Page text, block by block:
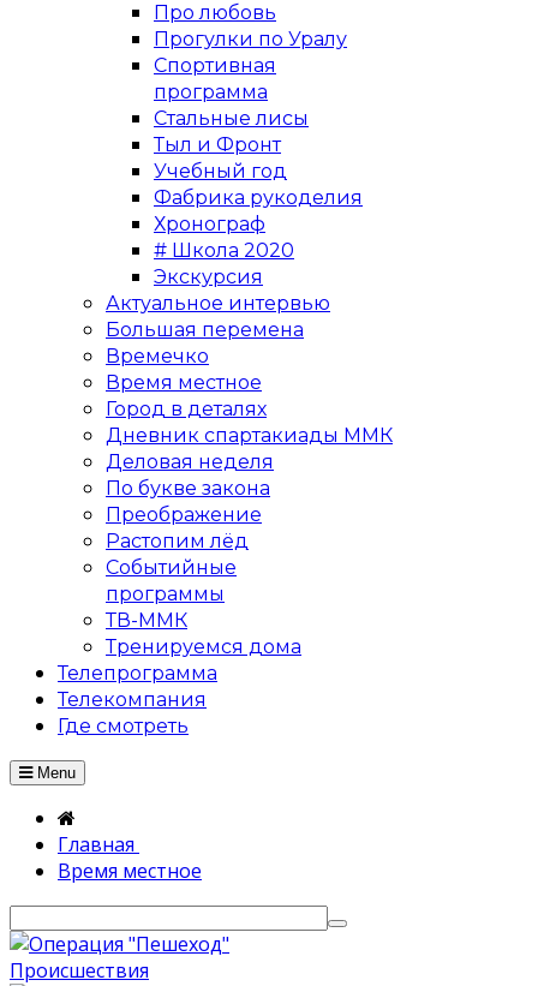
Про любовь
Прогулки по Уралу
Спортивная
программа
Стальные лисы
Тыл и Фронт
Учебный год
Фабрика рукоделия
Хронограф
# Школа 2020
Экскурсия
Актуальное интервью
Большая перемена
Времечко
Время местное
Город в деталях
Дневник спартакиады ММК
Деловая неделя
По букве закона
Преображение
Растопим лёд
Событийные
программы
ТВ-ММК
Тренируемся дома
Телепрограмма
Телекомпания
Где смотреть
Menu
Главная
Время местное
Происшествия